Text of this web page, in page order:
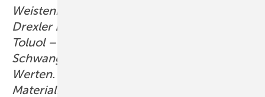
Weistenhöfer W, Schriever-Schwemmer G,
Drexler H, Hartwig A, MAK Commission:
Toluol – Addendum: Evaluierung einer
Schwangerschaftsgruppe zu den BAT-
Werten. Beurteilungswerte in biologischem
Material. MAK Collect Occup Health Saf